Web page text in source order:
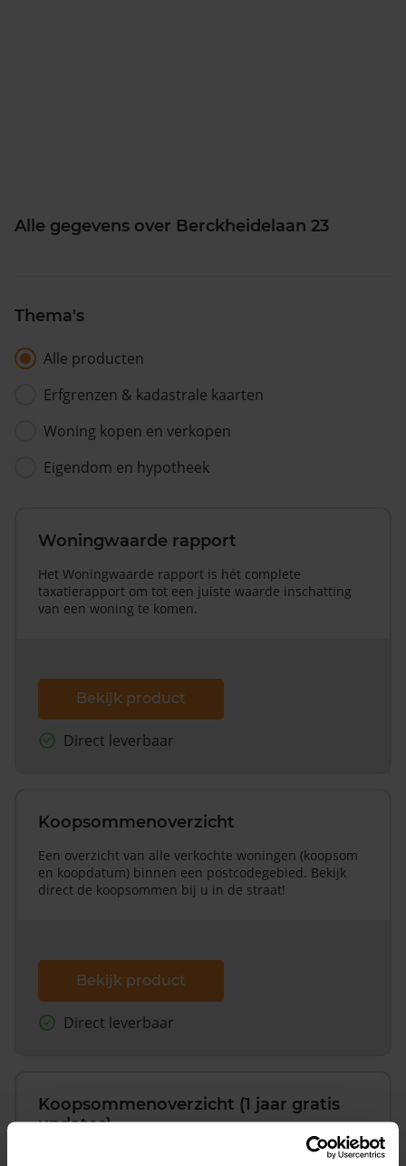
Alle gegevens over Berckheidelaan 23
Thema's
Alle producten
Erfgrenzen & kadastrale kaarten
Woning kopen en verkopen
Eigendom en hypotheek
Woningwaarde rapport
Het Woningwaarde rapport is hét complete
taxatierapport om tot een juiste waarde inschatting
van een woning te komen.
Bekijk product
Direct leverbaar
Koopsommenoverzicht
Een overzicht van alle verkochte woningen (koopsom
en koopdatum) binnen een postcodegebied. Bekijk
direct de koopsommen bij u in de straat!
Bekijk product
Direct leverbaar
Koopsommenoverzicht (1 jaar gratis
updates)